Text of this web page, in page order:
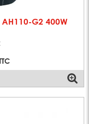
AH110-G2 400W